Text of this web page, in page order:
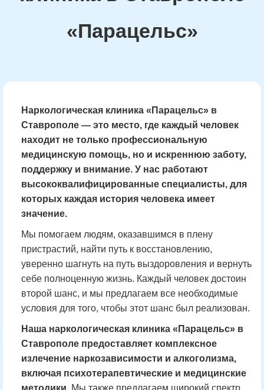
«Парацельс»
Наркологическая клиника «Парацельс» в
Ставрополе — это место, где каждый человек
находит не только профессиональную
медицинскую помощь, но и искреннюю заботу,
поддержку и внимание. У нас работают
высококвалифицированные специалисты, для
которых каждая история человека имеет
значение.
Мы помогаем людям, оказавшимся в плену
пристрастий, найти путь к восстановлению,
уверенно шагнуть на путь выздоровления и вернуть
себе полноценную жизнь. Каждый человек достоин
второй шанс, и мы предлагаем все необходимые
условия для того, чтобы этот шанс был реализован.
Наша наркологическая клиника «Парацельс» в
Ставрополе предоставляет комплексное
излечение наркозависимости и алкоголизма,
включая психотерапевтические и медицинские